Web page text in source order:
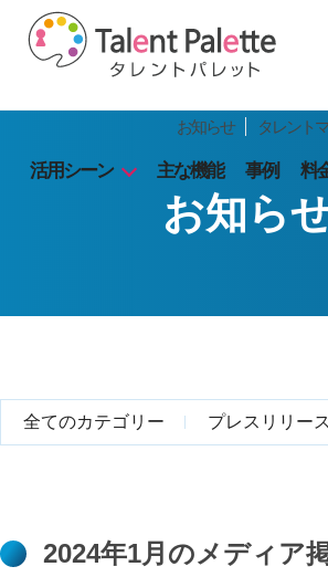
お知らせ タレント
活用シーン 主な機能 事例 料
お知ら
全てのカテゴリー プレスリリース
2024年1月のメディア